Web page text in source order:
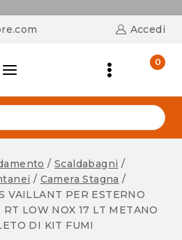
Accedi
0
/ Scaldabagni /
/ Camera Stagna /
VAILLANT PER ESTERNO
LOW NOX 17 LT METANO
DI KIT FUMI